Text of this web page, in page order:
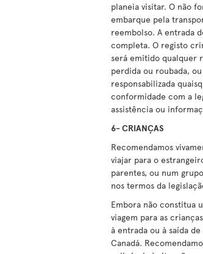
planeia visitar. O não
embarque pela
reembolso. A entrada
completa. O registo
será emitido qualquer
perdida ou roubada,
responsabilizada
conformidade com a
assistência ou
6- CRIANÇAS
Recomendamos
viajar para o
parentes, ou num
nos termos da
Embora não constitua
viagem para as
à entrada ou à saída
Canadá.